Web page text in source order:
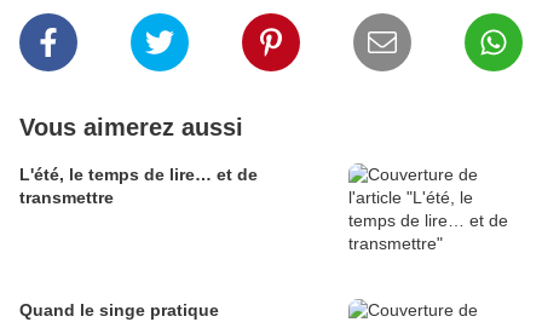
Vous aimerez aussi
L'été, le temps de lire… et de
transmettre
Quand le singe pratique